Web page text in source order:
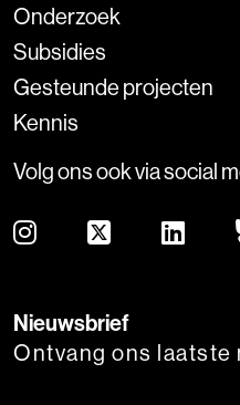
Onderzoek
Subsidies
Gesteunde projecten
Kennis
Volg ons ook via social
Nieuwsbrief
Ontvang ons laatste